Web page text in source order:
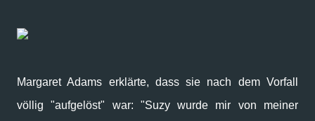
Margaret Adams erklärte, dass sie nach dem Vorfall
völlig "aufgelöst" war: "Suzy wurde mir von meiner